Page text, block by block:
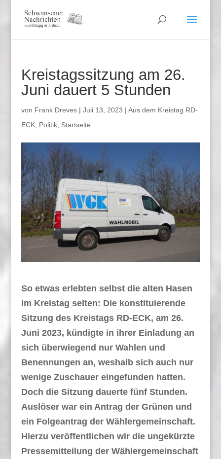
Kreistagssitzung am 26.
Juni dauert 5 Stunden
von Frank Dreves| Juli 13, 2023 | Aus dem Kreistag RD-
ECK, Politik, Startseite
So etwas erlebten selbst die alten Hasen
im Kreistag selten: Die konstituierende
Sitzung des Kreistags RD-ECK, am 26.
Juni 2023, kündigte in ihrer Einladung an
sich überwiegend nur Wahlen und
Benennungen an, weshalb sich auch nur
wenige Zuschauer eingefunden hatten.
Doch die Sitzung dauerte fünf Stunden.
Auslöser war ein Antrag der Grünen und
ein Folgeantrag der Wählergemeinschaft.
Hierzu veröffentlichen wir die ungekürzte
Pressemitteilung der Wählergemeinschaft